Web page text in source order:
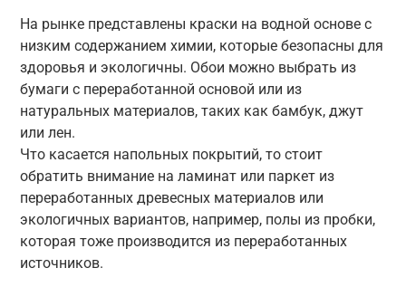
На рынке представлены краски на водной основе с
низким содержанием химии, которые безопасны для
здоровья и экологичны. Обои можно выбрать из
бумаги с переработанной основой или из
натуральных материалов, таких как бамбук, джут
или лен.
Что касается напольных покрытий, то стоит
обратить внимание на ламинат или паркет из
переработанных древесных материалов или
экологичных вариантов, например, полы из пробки,
которая тоже производится из переработанных
источников.